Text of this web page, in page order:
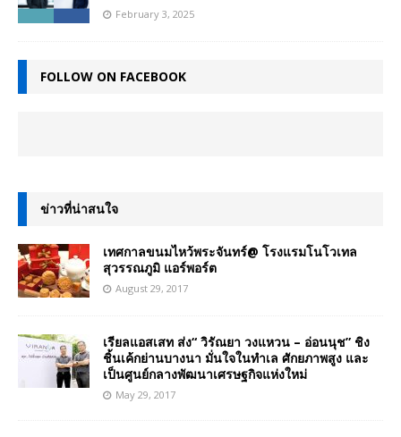
February 3, 2025
FOLLOW ON FACEBOOK
ข่าวที่น่าสนใจ
เทศกาลขนมไหว้พระจันทร์@ โรงแรมโนโวเทล
สุวรรณภูมิ แอร์พอร์ต
August 29, 2017
เรียลแอสเสท ส่ง“ วิรัณยา วงแหวน – อ่อนนุช” ชิง
ชิ้นเค้กย่านบางนา มั่นใจในทำเล ศักยภาพสูง และ
เป็นศูนย์กลางพัฒนาเศรษฐกิจแห่งใหม่
May 29, 2017